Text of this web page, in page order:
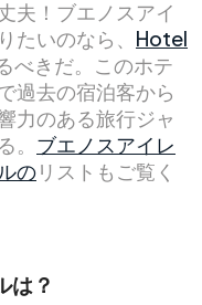
夫！ブエノスアイ
たいのなら、 Hotel
べきだ。このホテ
過去の宿泊客から
力のある旅行ジャ
。 ブエノスアイレ
のリストもご覧く
は？